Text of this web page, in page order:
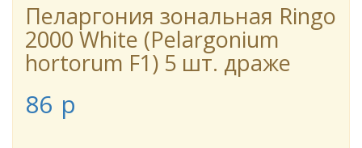
Пеларгония зональная Ringo
2000 White (Pelargonium
hortorum F1) 5 шт. драже
86 p